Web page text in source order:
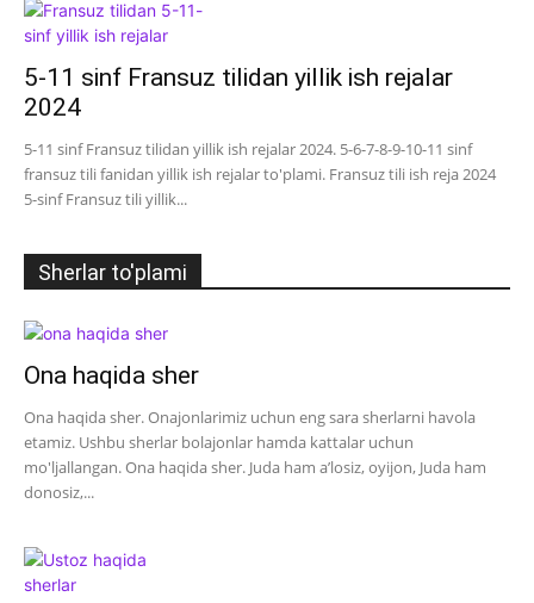
5-11 sinf Fransuz tilidan yillik ish rejalar
2024
5-11 sinf Fransuz tilidan yillik ish rejalar 2024. 5-6-7-8-9-10-11 sinf
fransuz tili fanidan yillik ish rejalar to'plami. Fransuz tili ish reja 2024
5-sinf Fransuz tili yillik...
Sherlar to'plami
Ona haqida sher
Ona haqida sher. Onajonlarimiz uchun eng sara sherlarni havola
etamiz. Ushbu sherlar bolajonlar hamda kattalar uchun
mo'ljallangan. Ona haqida sher. Juda ham a’losiz, oyijon, Juda ham
donosiz,...